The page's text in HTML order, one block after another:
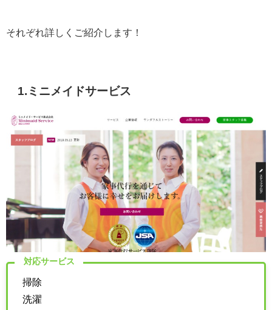
それぞれ詳しくご紹介します！
1.ミニメイドサービス
対応サービス
掃除
洗濯